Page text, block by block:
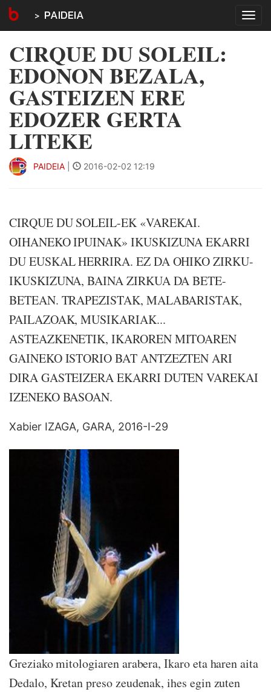
PAIDEIA
CIRQUE DU SOLEIL:
EDONON BEZALA,
GASTEIZEN ERE
EDOZER GERTA
LITEKE
PAIDEIA 2016-02-02 12:19
CIRQUE DU SOLEIL-EK «VAREKAI.
OIHANEKO IPUINAK» IKUSKIZUNA EKARRI
DU EUSKAL HERRIRA. EZ DA OHIKO ZIRKU-
IKUSKIZUNA, BAINA ZIRKUA DA BETE-
BETEAN. TRAPEZISTAK, MALABARISTAK,
PAILAZOAK, MUSIKARIAK...
ASTEAZKENETIK, IKAROREN MITOAREN
GAINEKO ISTORIO BAT ANTZEZTEN ARI
DIRA GASTEIZERA EKARRI DUTEN VAREKAI
IZENEKO BASOAN.
Xabier IZAGA, GARA, 2016-I-29
Greziako mitologiaren arabera, Ikaro eta haren aita
Dedalo, Kretan preso zeudenak, ihes egin zuten